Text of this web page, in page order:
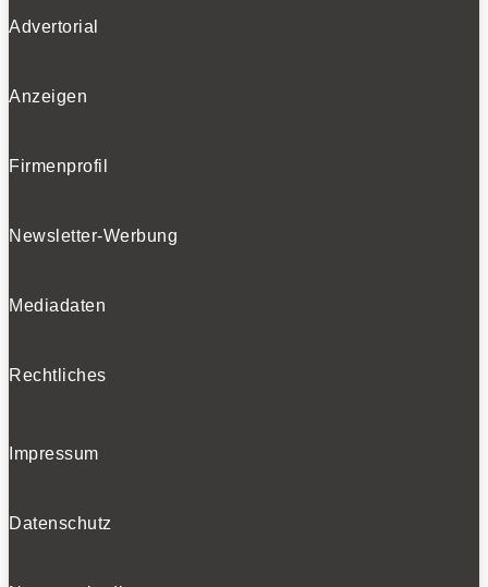
Advertorial
Anzeigen
Firmenprofil
Newsletter-Werbung
Mediadaten
Rechtliches
Impressum
Datenschutz